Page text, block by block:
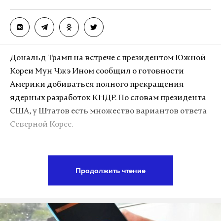
— Aleksey Derbeko (@A_Derbeko)
2017 г.
@sberbank что происходит? Повторно списали
деньги, продублировав платеж от 27.06. Как
обычно к вам не дозвониться
— Дима Перегаров (@peregarov)
2017 г.
Ситуация прояснилась через несколько часов
подтвердили и обещали исправиться. Тем, кому
удалось дозвониться в отделения банка,
«Банк инцидент подтверждает, причина сбоя — на
Дональд Трамп на встрече с президентом Южной
Кореи Мун Чжэ Ином сообщил о готовности
Америки добиваться полного прекращения
ядерных разработок КНДР. По словам президента
США, у Штатов есть множество вариантов ответа
Северной Корее.
Лидер Соединенных Штатов считает, что в
разработках ядерной и ракетной программ
Продолжить чтение